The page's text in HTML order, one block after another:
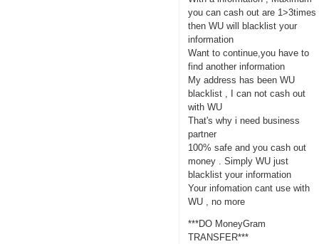
you can cash out are 1>3times
then WU will blacklist your
information
Want to continue,you have to
find another information
My address has been WU
blacklist , I can not cash out
with WU
That's why i need business
partner
100% safe and you cash out
money . Simply WU just
blacklist your information
Your infomation cant use with
WU , no more
***DO MoneyGram
TRANSFER***